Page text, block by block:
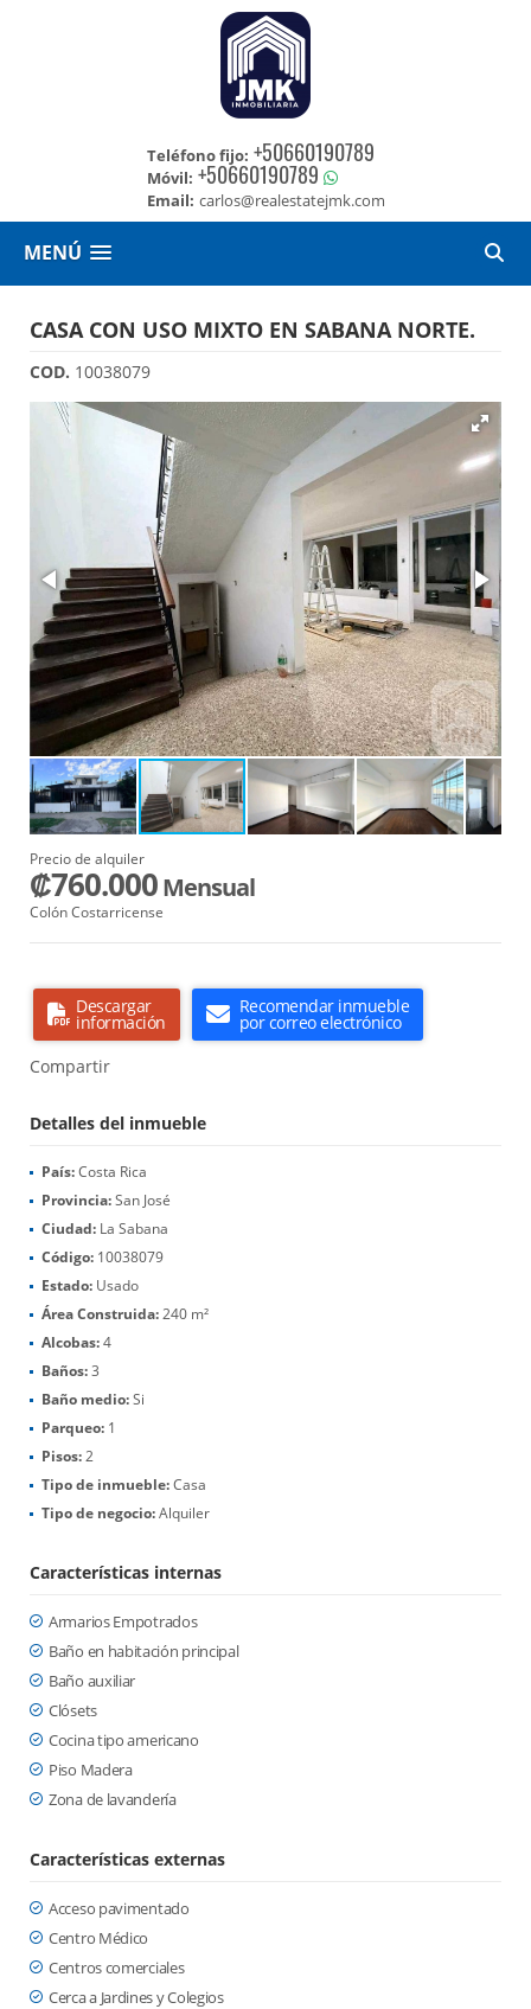
Teléfono fijo: +50660190789
Móvil: +50660190789
Email: carlos@realestatejmk.com
MENÚ
CASA CON USO MIXTO EN SABANA NORTE.
COD. 10038079
Precio de alquiler
₡760.000Mensual
Colón Costarricense
Descargar
información
Recomendar inmueble
por correo electrónico
Compartir
Detalles del inmueble
País:Costa Rica
Provincia:San José
Ciudad: La Sabana
Código: 10038079
Estado: Usado
Área Construida:240 m²
Alcobas:4
Baños:3
Baño medio:Si
Parqueo: 1
Pisos:2
Tipo de inmueble:Casa
Tipo de negocio:Alquiler
Características internas
Armarios Empotrados
Baño en habitación principal
Baño auxiliar
Clósets
Cocina tipo americano
Piso Madera
Zona de lavandería
Características externas
Acceso pavimentado
Centro Médico
Centros comerciales
Cerca a Jardines y Colegios